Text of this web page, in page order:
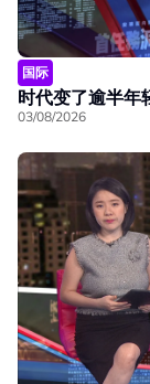
国际
时代变了逾半年
03/08/2026